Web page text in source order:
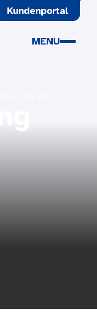
Kundenportal
MENU